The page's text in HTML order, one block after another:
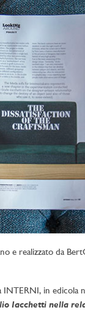
e realizzato da
in edicola
Iacchetti nella